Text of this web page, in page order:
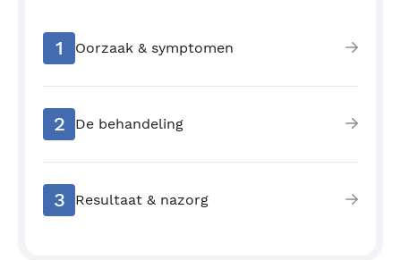
1 Oorzaak & symptomen
2 De behandeling
3 Resultaat & nazorg